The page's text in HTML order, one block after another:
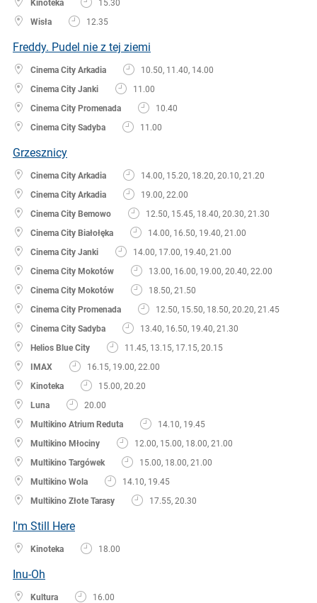
Kinoteka
15.30
Wisła
12.35
Freddy. Pudel nie z tej ziemi
Cinema City Arkadia
10.50, 11.40, 14.00
Cinema City Janki
11.00
Cinema City Promenada
10.40
Cinema City Sadyba
11.00
Grzesznicy
Cinema City Arkadia
14.00, 15.20, 18.20, 20.10, 21.20
Cinema City Arkadia
19.00, 22.00
Cinema City Bemowo
12.50, 15.45, 18.40, 20.30, 21.30
Cinema City Białołęka
14.00, 16.50, 19.40, 21.00
Cinema City Janki
14.00, 17.00, 19.40, 21.00
Cinema City Mokotów
13.00, 16.00, 19.00, 20.40, 22.00
Cinema City Mokotów
18.50, 21.50
Cinema City Promenada
12.50, 15.50, 18.50, 20.20, 21.45
Cinema City Sadyba
13.40, 16.50, 19.40, 21.30
Helios Blue City
11.45, 13.15, 17.15, 20.15
IMAX
16.15, 19.00, 22.00
Kinoteka
15.00, 20.20
Luna
20.00
Multikino Atrium Reduta
14.10, 19.45
Multikino Młociny
12.00, 15.00, 18.00, 21.00
Multikino Targówek
15.00, 18.00, 21.00
Multikino Wola
14.10, 19.45
Multikino Złote Tarasy
17.55, 20.30
I'm Still Here
Kinoteka 18.00
Inu-Oh
Kultura 16.00